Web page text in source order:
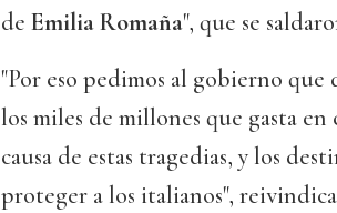
de Emilia Romaña", que se
"Por eso pedimos al gobierno
los miles de millones que gasta
causa de estas tragedias, y los
proteger a los italianos",